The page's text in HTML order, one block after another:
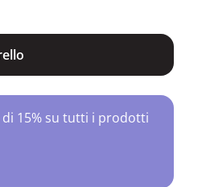
di 15% su tutti i prodotti